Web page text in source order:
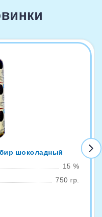
шоколадный
15 %
750 гр.